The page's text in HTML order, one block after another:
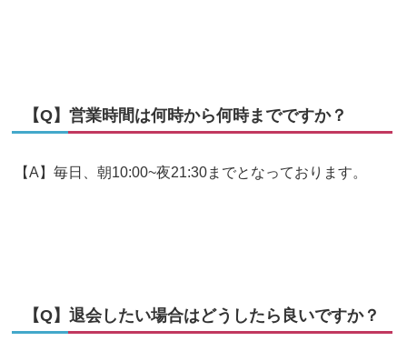
【Q】営業時間は何時から何時までですか？
【A】毎日、朝10:00~夜21:30までとなっております。
【Q】退会したい場合はどうしたら良いですか？